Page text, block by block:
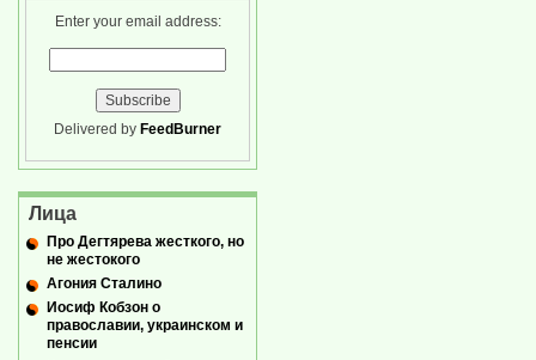
Enter your email address:
Delivered by FeedBurner
Лица
Про Дегтярева жесткого, но
не жестокого
Агония Сталино
Иосиф Кобзон о
православии, украинском и
пенсии